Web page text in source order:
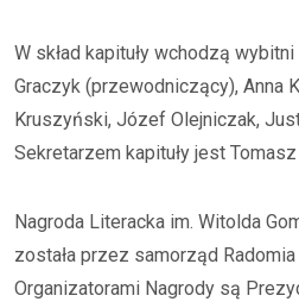
W skład kapituły wchodzą
Graczyk (przewodniczący), Anna
Kruszyński, Józef Olejniczak,
Sekretarzem kapituły jest
Nagroda Literacka im. Witolda
została przez samorząd
Organizatorami Nagrody są